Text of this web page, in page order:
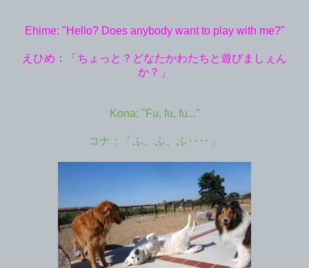
Ehime: "Hello? Does anybody want to play with me?"
えひめ：「ちょっと？どなたかわたちと遊びましぇん
か？」
Kona: "Fu, fu, fu..."
コナ：「ふ、ふ、ふ‥‥」